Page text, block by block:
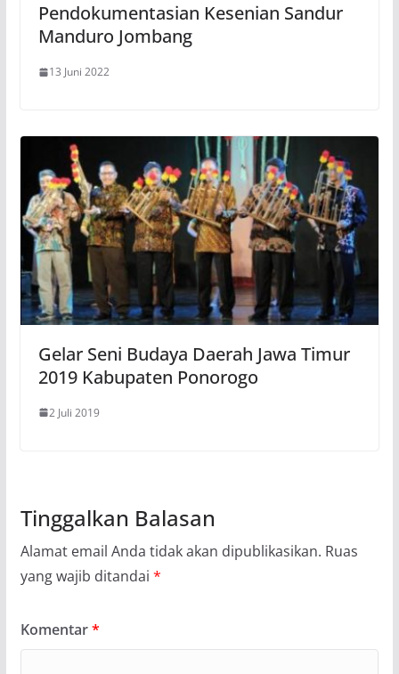
Pendokumentasian Kesenian Sandur
Manduro Jombang
13 Juni 2022
Gelar Seni Budaya Daerah Jawa Timur
2019 Kabupaten Ponorogo
2 Juli 2019
Tinggalkan Balasan
Alamat email Anda tidak akan dipublikasikan. Ruas
yang wajib ditandai *
Komentar*